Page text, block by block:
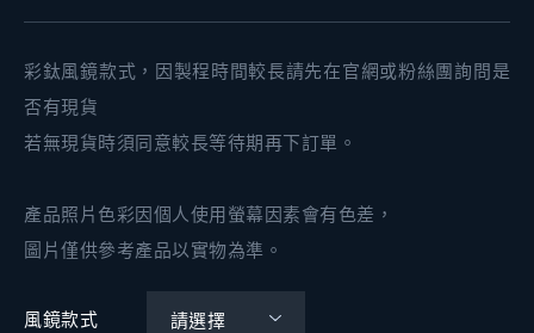
彩鈦風鏡款式，因製程時間較長請先在官網或粉絲團詢問是
否有現貨
若無現貨時須同意較長等待期再下訂單。
產品照片色彩因個人使用螢幕因素會有色差，
圖片僅供參考產品以實物為準。
風鏡款式